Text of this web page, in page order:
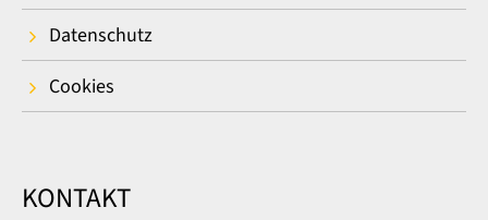
Datenschutz
Cookies
KONTAKT